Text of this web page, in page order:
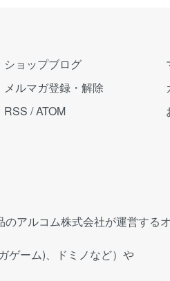
ショップブログ
メルマガ登録・解除
RSS /ATOM
アルコム株式会社が運営する
ゲーム)、ドミノなど）や